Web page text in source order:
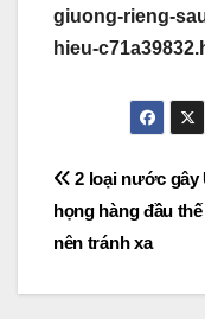
giuong-rieng-
hieu-
Post
2 loại nước gây
họng hàng đầu
nên tránh xa